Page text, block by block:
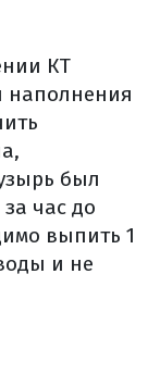
КТ
наполнения
был
час до
выпить 1
и не